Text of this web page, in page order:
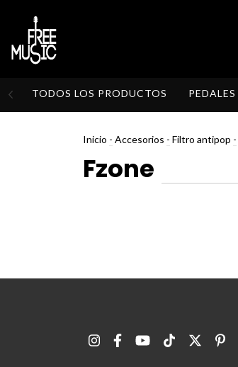
TODOS LOS PRODUCTOS PEDALES
Inicio - Accesorios - Filtro antipop -
Fzone